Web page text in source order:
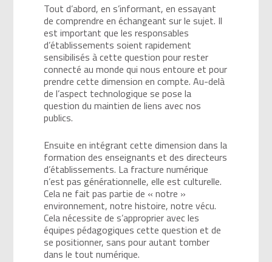
Tout d’abord, en s’informant, en essayant
de comprendre en échangeant sur le sujet. Il
est important que les responsables
d’établissements soient rapidement
sensibilisés à cette question pour rester
connecté au monde qui nous entoure et pour
prendre cette dimension en compte. Au-delà
de l’aspect technologique se pose la
question du maintien de liens avec nos
publics.
Ensuite en intégrant cette dimension dans la
formation des enseignants et des directeurs
d’établissements. La fracture numérique
n’est pas générationnelle, elle est culturelle.
Cela ne fait pas partie de « notre »
environnement, notre histoire, notre vécu.
Cela nécessite de s’approprier avec les
équipes pédagogiques cette question et de
se positionner, sans pour autant tomber
dans le tout numérique.